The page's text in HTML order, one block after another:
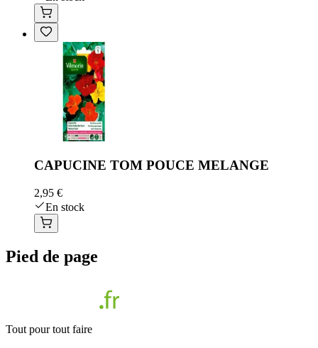
CAPUCINE TOM POUCE MELANGE
2,95 €
En stock
Pied de page
Tout pour tout faire